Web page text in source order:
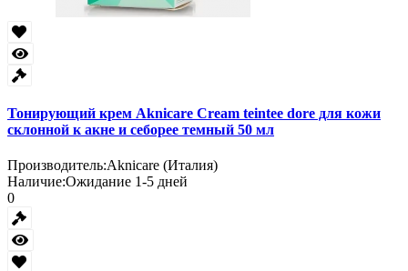
Тонирующий крем Aknicare Cream teintee dore для кожи
склонной к акне и себорее темный 50 мл
Производитель:Aknicare (Италия)
Наличие:Ожидание 1-5 дней
0